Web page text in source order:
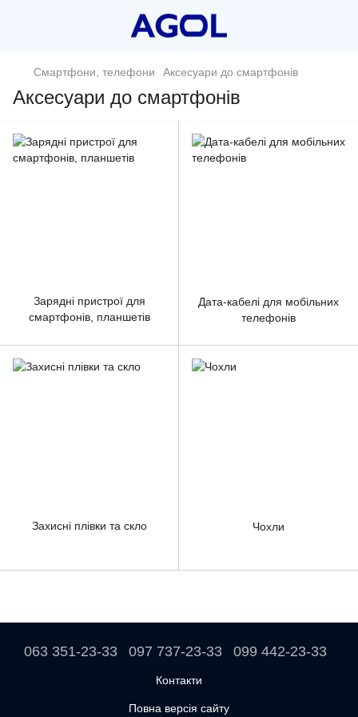
Смартфони, телефони Аксесуари до смартфонів
Аксесуари до смартфонів
Зарядні пристрої для
смартфонів, планшетів
Дата-кабелі для мобільних
телефонів
Захисні плівки та скло Чохли
063 351-23-33 097 737-23-33 099 442-23-33
Контакти
Повна версія сайту